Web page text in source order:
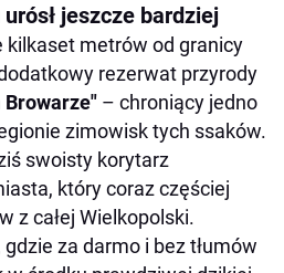
jeszcze bardziej
kilkaset metrów od granicy
rezerwat przyrody
– chroniący jedno
zimowisk tych ssaków.
swoisty korytarz
który coraz częściej
z całej Wielkopolski.
za darmo i bez tłumów